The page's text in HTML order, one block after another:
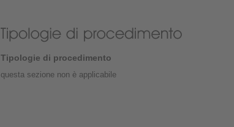
Tipologie di procedimento
questa sezione non è applicabile